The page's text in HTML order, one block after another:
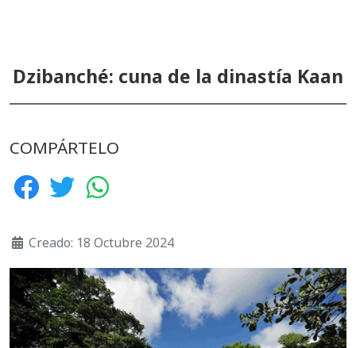
Dzibanché: cuna de la dinastía Kaan
COMPÁRTELO
Creado: 18 Octubre 2024